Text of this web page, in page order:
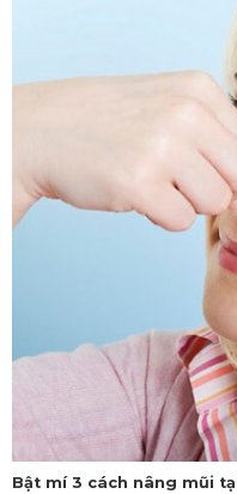
Bật mí 3 cách nâng mũi